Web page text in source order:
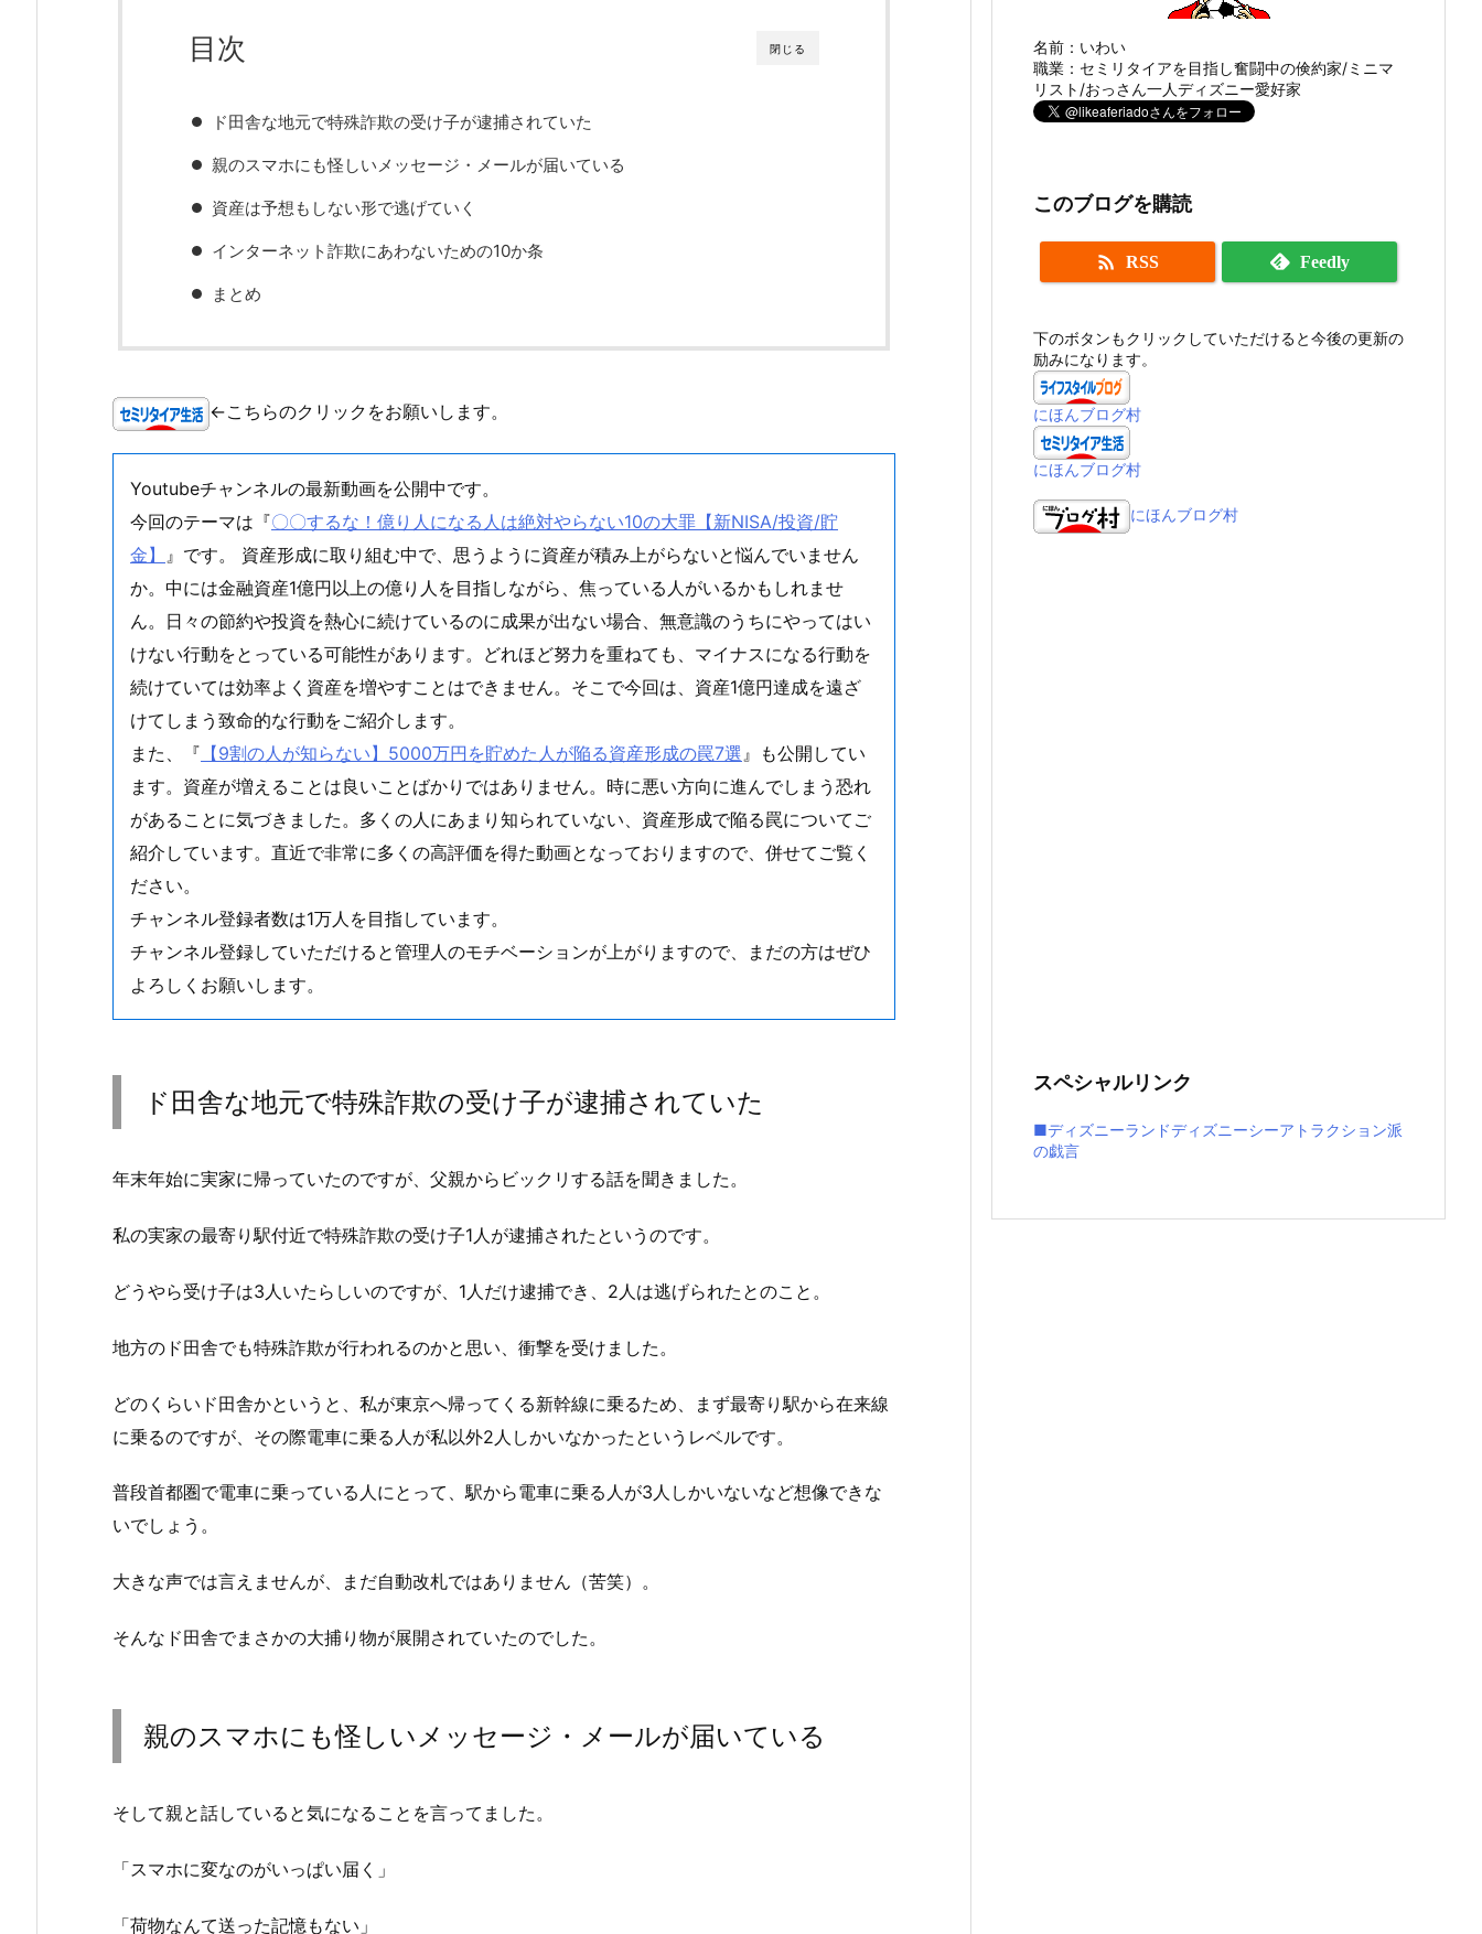
閉じる
目次
ド田舎な地元で特殊詐欺の受け子が逮捕されていた
親のスマホにも怪しいメッセージ・メールが届いている
資産は予想もしない形で逃げていく
インターネット詐欺にあわないための10か条
まとめ
←こちらのクリックをお願いします。
Youtubeチャンネルの最新動画を公開中です。
今回のテーマは『〇〇するな！億り人になる人は絶対やらない10の大罪【新NISA/投資/貯
金】 』です。 資産形成に取り組む中で、思うように資産が積み上がらないと悩んでいません
か。中には金融資産1億円以上の億り人を目指しながら、焦っている人がいるかもしれませ
ん。日々の節約や投資を熱心に続けているのに成果が出ない場合、無意識のうちにやってはい
けない行動をとっている可能性があります。どれほど努力を重ねても、マイナスになる行動を
続けていては効率よく資産を増やすことはできません。そこで今回は、資産1億円達成を遠ざ
けてしまう致命的な行動をご紹介します。
また、『 【9割の人が知らない】5000万円を貯めた人が陥る資産形成の罠7選』も公開してい
ます。資産が増えることは良いことばかりではありません。時に悪い方向に進んでしまう恐れ
があることに気づきました。多くの人にあまり知られていない、資産形成で陥る罠についてご
紹介しています。直近で非常に多くの高評価を得た動画となっておりますので、併せてご覧く
ださい。
チャンネル登録者数は1万人を目指しています。
チャンネル登録していただけると管理人のモチベーションが上がりますので、まだの方はぜひ
よろしくお願いします。
ド田舎な地元で特殊詐欺の受け子が逮捕されていた
年末年始に実家に帰っていたのですが、父親からビックリする話を聞きました。
私の実家の最寄り駅付近で特殊詐欺の受け子1人が逮捕されたというのです。
どうやら受け子は3人いたらしいのですが、1人だけ逮捕でき、2人は逃げられたとのこと。
地方のド田舎でも特殊詐欺が行われるのかと思い、衝撃を受けました。
どのくらいド田舎かというと、私が東京へ帰ってくる新幹線に乗るため、まず最寄り駅から在来線
に乗るのですが、その際電車に乗る人が私以外2人しかいなかったというレベルです。
普段首都圏で電車に乗っている人にとって、駅から電車に乗る人が3人しかいないなど想像できな
いでしょう。
大きな声では言えませんが、まだ自動改札ではありません（苦笑）。
そんなド田舎でまさかの大捕り物が展開されていたのでした。
親のスマホにも怪しいメッセージ・メールが届いている
そして親と話していると気になることを言ってました。
「スマホに変なのがいっぱい届く」
「荷物なんて送った記憶もない」
名前：いわい
職業：セミリタイアを目指し奮闘中の倹約家/ミニマ
リスト/おっさん一人ディズニー愛好家
このブログを購読
 RSS Feedly
下のボタンもクリックしていただけると今後の更新の
励みになります。
にほんブログ村
にほんブログ村
にほんブログ村
スペシャルリンク
■ディズニーランドディズニーシーアトラクション派
の戯言